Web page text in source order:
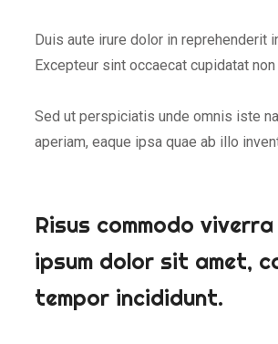
Duis aute irure dolor in reprehenderit
Excepteur sint occaecat cupidatat
Sed ut perspiciatis unde omnis iste
aperiam, eaque ipsa quae ab illo
Risus commodo
ipsum dolor sit amet,
tempor incididunt.